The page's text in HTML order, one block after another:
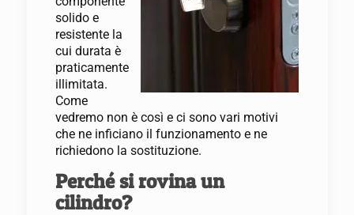
solido e
resistente la
cui durata è
praticamente
illimitata.
Come
vedremo non è così e ci sono vari motivi
che ne inficiano il funzionamento e ne
richiedono la sostituzione.
Perché si rovina un
cilindro?